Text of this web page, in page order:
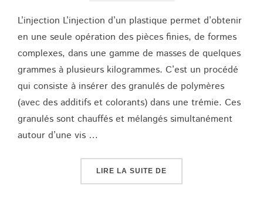
L’injection L’injection d’un plastique permet d’obtenir
en une seule opération des pièces finies, de formes
complexes, dans une gamme de masses de quelques
grammes à plusieurs kilogrammes. C’est un procédé
qui consiste à insérer des granulés de polymères
(avec des additifs et colorants) dans une trémie. Ces
granulés sont chauffés et mélangés simultanément
autour d’une vis …
LIRE LA SUITE DE